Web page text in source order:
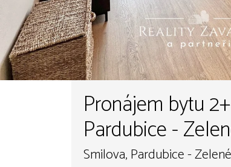
Pronájem bytu
Pardubice -
Smilova, Pardubice -